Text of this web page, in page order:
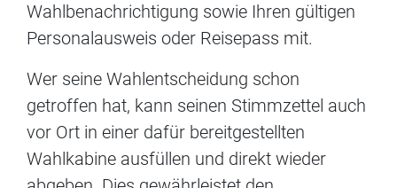
Wahlbenachrichtigung sowie Ihren gültigen
Personalausweis oder Reisepass mit.
Wer seine Wahlentscheidung schon
getroffen hat, kann seinen Stimmzettel auch
vor Ort in einer dafür bereitgestellten
Wahlkabine ausfüllen und direkt wieder